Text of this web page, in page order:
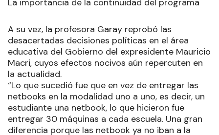
La importancia de la continuidad del programa
A su vez, la profesora Garay reprobó las
desacertadas decisiones políticas en el área
educativa del Gobierno del expresidente Mauricio
Macri, cuyos efectos nocivos aún repercuten en
la actualidad.
“Lo que sucedió fue que en vez de entregar las
netbooks en la modalidad uno a uno, es decir, un
estudiante una netbook, lo que hicieron fue
entregar 30 máquinas a cada escuela. Una gran
diferencia porque las netbook ya no iban a la